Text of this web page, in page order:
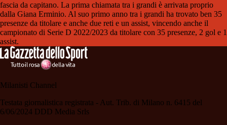
fascia da capitano. La prima chiamata tra i grandi è arrivata proprio
dalla Giana Erminio. Al suo primo anno tra i grandi ha trovato ben 35
presenze da titolare e anche due reti e un assist, vincendo anche il
campionato di Serie D 2022/2023 da titolare con 35 presenze, 2 gol e 1
assist.
Milanisti Channel
Testata giornalistica registrata - Aut. Trib. di Milano n. 6415 del
6/06/2024 DDD Media Srls